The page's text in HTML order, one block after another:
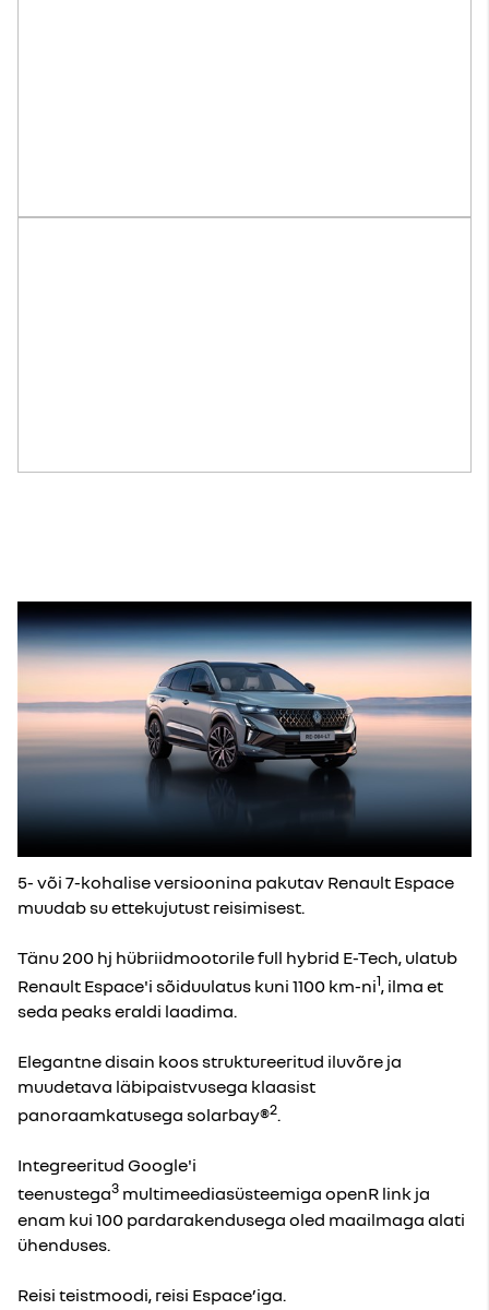
5- või 7-kohalise versioonina pakutav Renault Espace
muudab su ettekujutust reisimisest.
Tänu 200 hj hübriidmootorile full hybrid E-Tech, ulatub
Renault Espace'i sõiduulatus kuni 1100 km-ni1, ilma et
seda peaks eraldi laadima.
Elegantne disain koos struktureeritud iluvõre ja
muudetava läbipaistvusega klaasist
panoraamkatusega solarbay®2.
Integreeritud Google'i
teenustega3 multimeediasüsteemiga openR link ja
enam kui 100 pardarakendusega oled maailmaga alati
ühenduses.
Reisi teistmoodi, reisi Espace’iga.